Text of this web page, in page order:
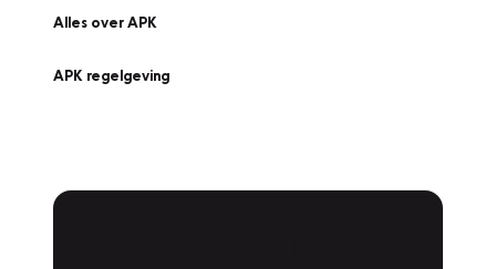
Alles over APK
APK regelgeving